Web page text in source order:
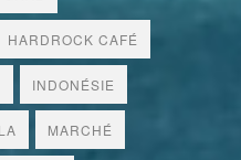
HARDROCK CAFÉ
INDONÉSIE
MARCHÉ